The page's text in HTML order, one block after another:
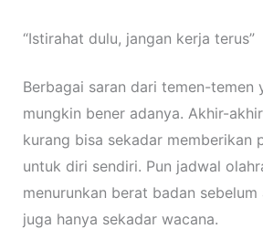
“Istirahat dulu, jangan kerja terus”
Berbagai saran dari temen-temen
mungkin bener adanya. Akhir-
kurang bisa sekadar memberikan
untuk diri sendiri. Pun jadwal
menurunkan berat badan sebelum
juga hanya sekadar wacana.